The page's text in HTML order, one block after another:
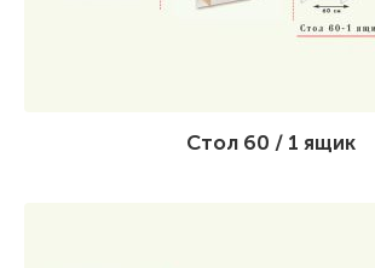
Стол 60 / 1 ящик